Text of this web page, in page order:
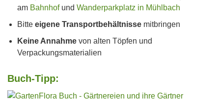
am Bahnhofund Wanderparkplatz in Mühlbach
Bitte eigene Transportbehältnisse mitbringen
Keine Annahme von alten Töpfen und
Verpackungsmaterialien
Buch-Tipp: